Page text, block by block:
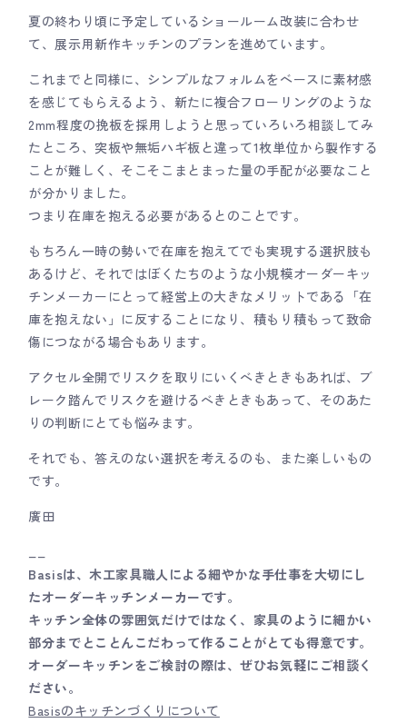
夏の終わり頃に予定しているショールーム改装に合わせ
て、展示用新作キッチンのプランを進めています。
これまでと同様に、シンプルなフォルムをベースに素材感
を感じてもらえるよう、新たに複合フローリングのような
2mm程度の挽板を採用しようと思っていろいろ相談してみ
たところ、突板や無垢ハギ板と違って1枚単位から製作する
ことが難しく、そこそこまとまった量の手配が必要なこと
が分かりました。
つまり在庫を抱える必要があるとのことです。
もちろん一時の勢いで在庫を抱えてでも実現する選択肢も
あるけど、それではぼくたちのような小規模オーダーキッ
チンメーカーにとって経営上の大きなメリットである「在
庫を抱えない」に反することになり、積もり積もって致命
傷につながる場合もあります。
アクセル全開でリスクを取りにいくべきときもあれば、ブ
レーク踏んでリスクを避けるべきときもあって、そのあた
りの判断にとても悩みます。
それでも、答えのない選択を考えるのも、また楽しいもの
です。
廣田
Basisは、木工家具職人による細やかな手仕事を大切にし
たオーダーキッチンメーカーです。
キッチン全体の雰囲気だけではなく、家具のように細かい
部分までとことんこだわって作ることがとても得意です。
オーダーキッチンをご検討の際は、ぜひお気軽にご相談く
ださい。
Basisのキッチンづくりについて